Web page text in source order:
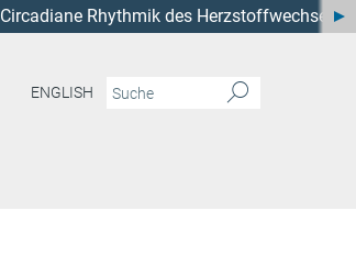
Circadiane Rhythmik des Herzstoffwechsels
ENGLISH